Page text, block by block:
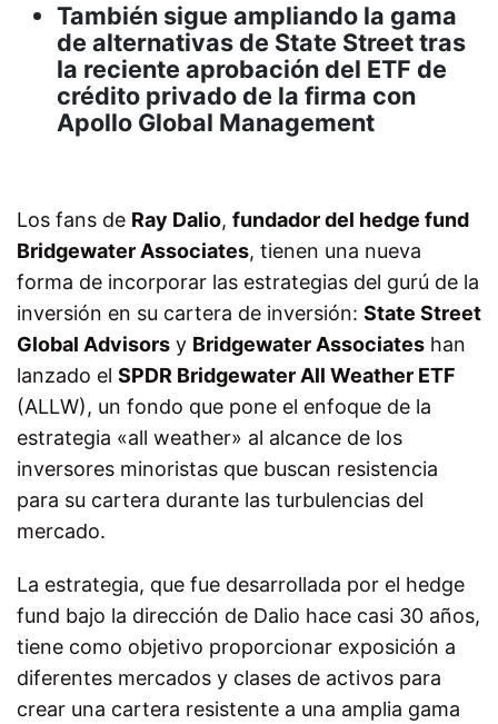
También sigue ampliando la gama
de alternativas de State Street tras
la reciente aprobación del ETF de
crédito privado de la firma con
Apollo Global Management
Los fans de Ray Dalio, fundador del hedge fund
Bridgewater Associates, tienen una nueva
forma de incorporar las estrategias del gurú de la
inversión en su cartera de inversión: State Street
Global Advisors y Bridgewater Associates han
lanzado el SPDR Bridgewater All Weather ETF
(ALLW), un fondo que pone el enfoque de la
estrategia «all weather» al alcance de los
inversores minoristas que buscan resistencia
para su cartera durante las turbulencias del
mercado.
La estrategia, que fue desarrollada por el hedge
fund bajo la dirección de Dalio hace casi 30 años,
tiene como objetivo proporcionar exposición a
diferentes mercados y clases de activos para
crear una cartera resistente a una amplia gama